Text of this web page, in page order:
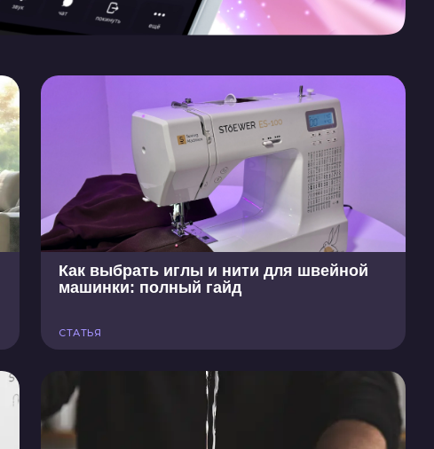
Как выбрать иглы и нити для швейной
машинки: полный гайд
СТАТЬЯ